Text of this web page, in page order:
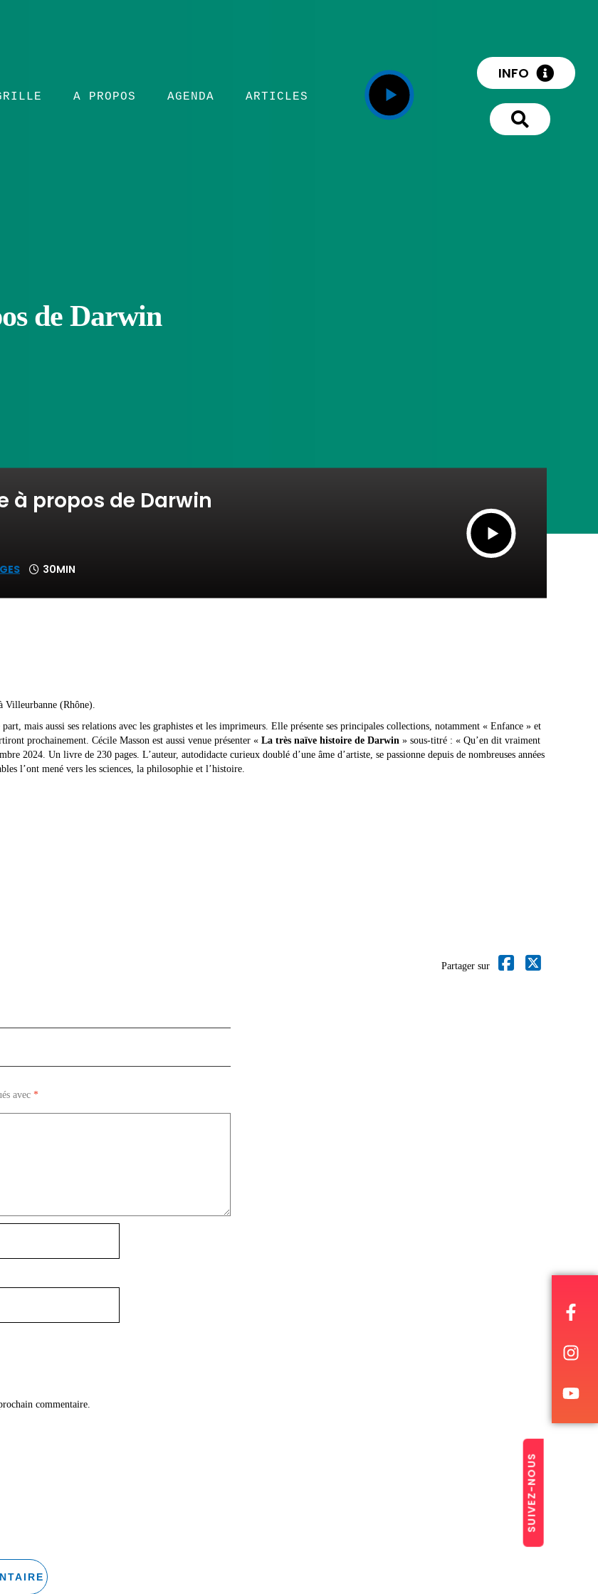
A PROPOS AGENDA ARTICLES
INFO
SUIVEZ-NOUS
de Darwin
à propos de Darwin
30MIN
Villeurbanne (Rhône).
part, mais aussi ses relations avec les graphistes et les imprimeurs. Elle présente ses principales collections, notamment « Enfance » et
prochainement. Cécile Masson est aussi venue présenter « La très naïve histoire de Darwin » sous-titré : « Qu’en dit vraiment
2024. Un livre de 230 pages. L’auteur, autodidacte curieux doublé d’une âme d’artiste, se passionne depuis de nombreuses années
l’ont mené vers les sciences, la philosophie et l’histoire.
Partager sur
avec *
commentaire.